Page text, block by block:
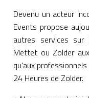
Devenu un acteur
Events propose
autres services sur
Mettet ou Zolder
qu'aux
24 Heures de Zolder.